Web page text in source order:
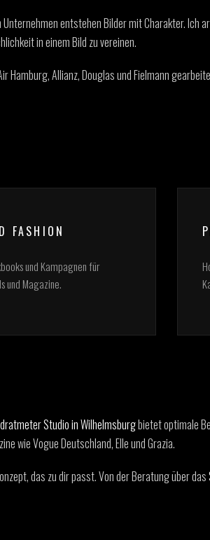
Unternehmen entstehen Bilder mit Charakter. Ich
in einem Bild zu vereinen.
Hamburg, Allianz, Douglas und Fielmann
FASHION
und Kampagnen für
und Magazine.
Studio in Wilhelmsburgbietet optimale
wie Vogue Deutschland, Elle und Grazia.
das zu dir passt. Von der Beratung über das